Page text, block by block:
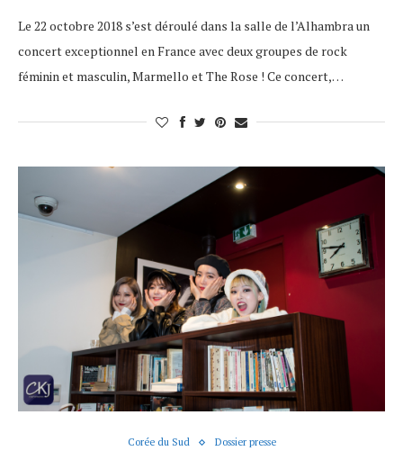
Le 22 octobre 2018 s’est déroulé dans la salle de l’Alhambra un
concert exceptionnel en France avec deux groupes de rock
féminin et masculin, Marmello et The Rose ! Ce concert,…
Corée du Sud Dossier presse